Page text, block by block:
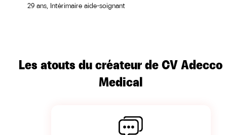
29 ans, Intérimaire aide-soignant
Les atouts du créateur de CVAdecco
Medical